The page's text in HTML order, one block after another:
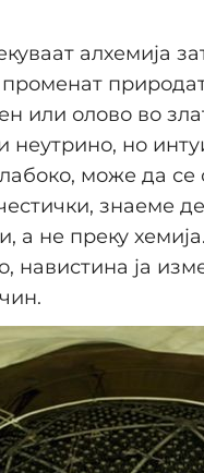
алхемија
или олово во
неутрино, но
може да
знаеме
а не преку
навистина ја